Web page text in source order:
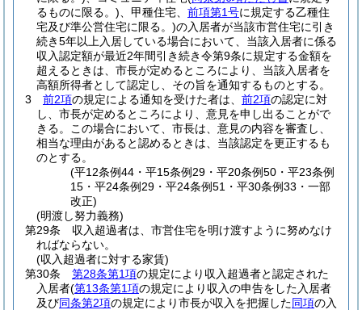
るものに限る。) 、甲種住宅、 前項第1号に規定する乙種住
宅及び準公営住宅に限る。)の入居者が当該市営住宅に引き
続き5年以上入居している場合において、当該入居者に係る
収入認定額が最近2年間引き続き令第9条に規定する金額を
超えるときは、市長が定めるところにより、当該入居者を
高額所得者として認定し、その旨を通知するものとする。
3
前2項の規定による通知を受けた者は、 前2項の認定に対
し、市長が定めるところにより、意見を申し出ることがで
きる。
この場合において、市長は、意見の内容を審査し、
相当な理由があると認めるときは、当該認定を更正するも
のとする。
(平12条例44・平15条例29・平20条例50・平23条例
15・平24条例29・平24条例51・平30条例33・一部
改正)
(明渡し努力義務)
第29条
収入超過者は、市営住宅を明け渡すように努めなけ
ればならない。
(収入超過者に対する家賃)
第30条
第28条第1項の規定により収入超過者と認定された
入居者(第13条第1項の規定により収入の申告をした入居者
及び同条第2項の規定により市長が収入を把握した同項の入